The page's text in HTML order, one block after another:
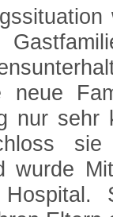
neue
nur
wurde